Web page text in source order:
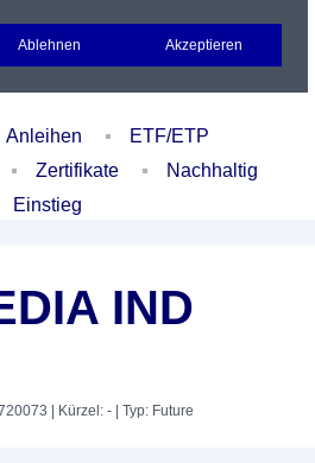
Portfolio Login
Anleihen
ETF/ETP
Zertifikate
Nachhaltig
Einstieg
IND
| Kürzel: - | Typ: Future
Ablehnen Akzeptieren